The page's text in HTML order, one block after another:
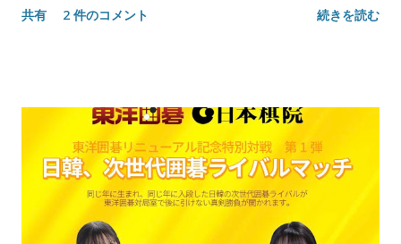
共有 2 件のコメント 続きを読む